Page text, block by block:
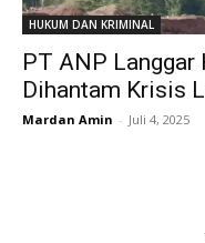
HUKUM DAN KRIMINAL
PT ANP Langgar
Dihantam Krisis
Mardan Amin - Juli 4, 2025